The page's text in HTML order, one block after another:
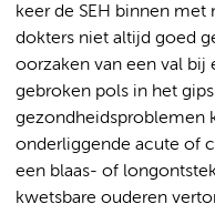
keer de SEH binnen
dokters niet altijd goed
oorzaken van een val bij
gebroken pols in het
gezondheidsproblemen
onderliggende acute of
een blaas- of
kwetsbare ouderen